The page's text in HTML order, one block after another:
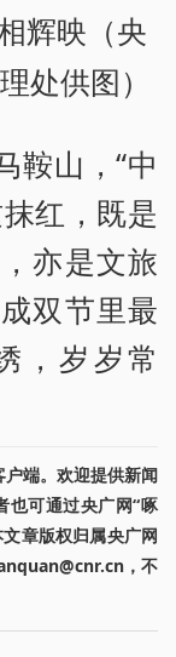
辉映（央
处供图）
鞍山，“中
红，既是
亦是文旅
双节里最
，岁岁常
户端。欢迎提供新闻
也可通过央广网“啄
章版权归属央广网
，不